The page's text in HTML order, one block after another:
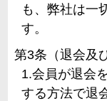
も、弊社は一
す。
第3条（退会及
1.会員が退会
する方法で退